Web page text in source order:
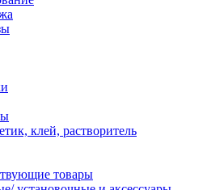
клей, растворитель
товары